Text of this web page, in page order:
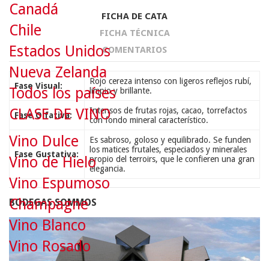
FICHA DE CATA
FICHA TÉCNICA
COMENTARIOS
Fase Visual:
Rojo cereza intenso con ligeros reflejos rubí,
limpio y brillante.
Fase Olfativa:
Intensos de frutas rojas, cacao, torrefactos
con fondo mineral característico.
Fase Gustativa:
Es sabroso, goloso y equilibrado. Se funden
los matices frutales, especiados y minerales
propio del terroirs, que le confieren una gran
elegancia.
BODEGAS SOMMOS
Canadá
Chile
Estados Unidos
Nueva Zelanda
Todos los países
CLASE DE VINO
Vino Dulce
Vino de Hielo
Vino Espumoso
Champagne
Vino Blanco
Vino Rosado